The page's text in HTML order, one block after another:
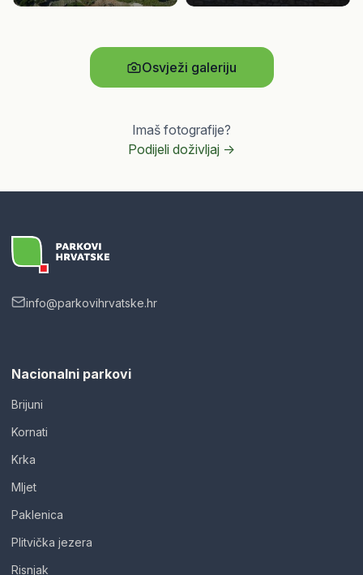
Osvježi galeriju
Imaš fotografije?
Podijeli doživljaj ->
info@parkovihrvatske.hr
Nacionalni parkovi
Brijuni
Kornati
Krka
Mljet
Paklenica
Plitvička jezera
Risnjak